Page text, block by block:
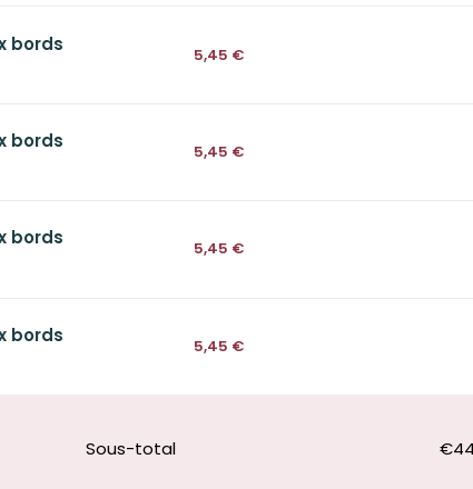
bords
5,45 €
bords
5,45 €
bords
5,45 €
bords
5,45 €
Sous-total